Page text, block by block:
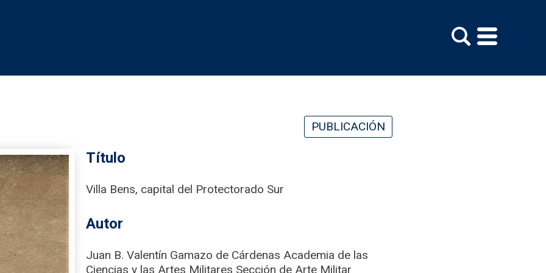
PUBLICACIÓN
Título
Villa Bens, capital del Protectorado Sur
Autor
Juan B. Valentín Gamazo de Cárdenas Academia de las
Ciencias y las Artes Militares Sección de Arte Militar